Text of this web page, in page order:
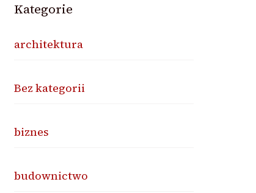
Kategorie
architektura
Bez kategorii
biznes
budownictwo